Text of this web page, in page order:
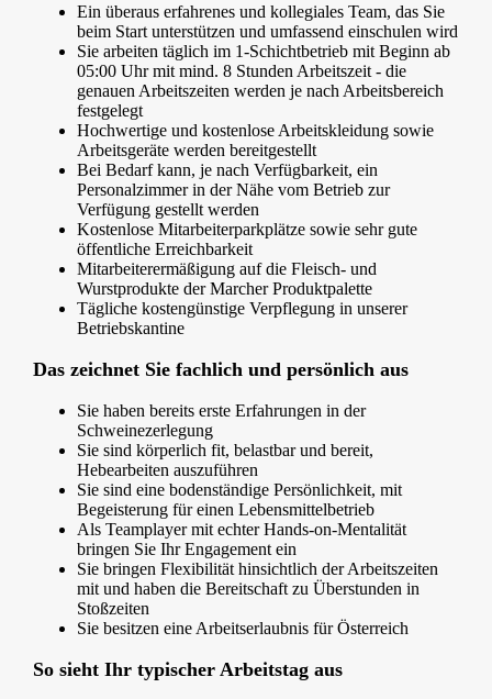
Ein überaus erfahrenes und kollegiales Team, das Sie
beim Start unterstützen und umfassend einschulen wird
Sie arbeiten täglich im 1-Schichtbetrieb mit Beginn ab
05:00 Uhr mit mind. 8 Stunden Arbeitszeit - die
genauen Arbeitszeiten werden je nach Arbeitsbereich
festgelegt
Hochwertige und kostenlose Arbeitskleidung sowie
Arbeitsgeräte werden bereitgestellt
Bei Bedarf kann, je nach Verfügbarkeit, ein
Personalzimmer in der Nähe vom Betrieb zur
Verfügung gestellt werden
Kostenlose Mitarbeiterparkplätze sowie sehr gute
öffentliche Erreichbarkeit
Mitarbeiterermäßigung auf die Fleisch- und
Wurstprodukte der Marcher Produktpalette
Tägliche kostengünstige Verpflegung in unserer
Betriebskantine
Das zeichnet Sie fachlich und persönlich aus
Sie haben bereits erste Erfahrungen in der
Schweinezerlegung
Sie sind körperlich fit, belastbar und bereit,
Hebearbeiten auszuführen
Sie sind eine bodenständige Persönlichkeit, mit
Begeisterung für einen Lebensmittelbetrieb
Als Teamplayer mit echter Hands-on-Mentalität
bringen Sie Ihr Engagement ein
Sie bringen Flexibilität hinsichtlich der Arbeitszeiten
mit und haben die Bereitschaft zu Überstunden in
Stoßzeiten
Sie besitzen eine Arbeitserlaubnis für Österreich
So sieht Ihr typischer Arbeitstag aus